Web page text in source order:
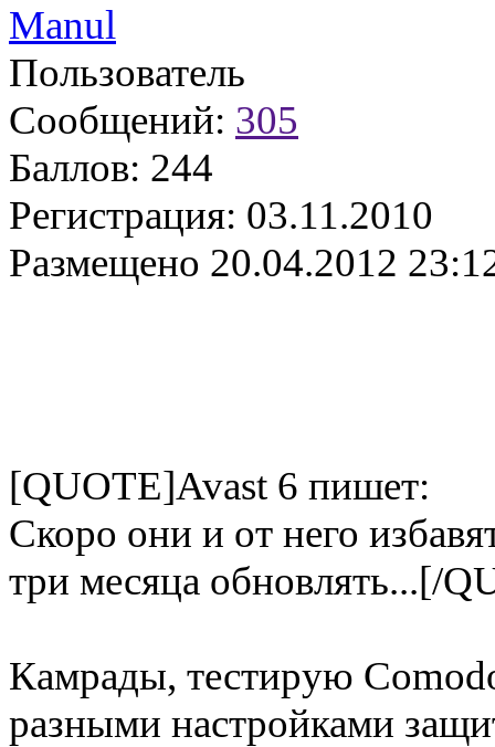
Manul
Пользователь
Сообщений: 305
Баллов: 244
Регистрация: 03.11.2010
Размещено 20.04.2012
[QUOTE]Avast 6 пишет:
Скоро они и от него
три месяца обновлять...[/
Камрады, тестирую
разными настройками